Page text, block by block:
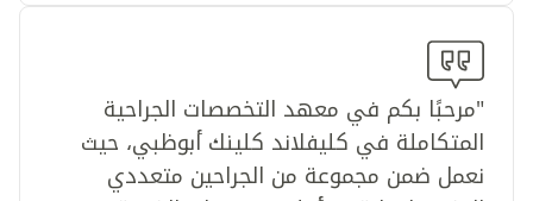
"مرحبًا بكم في معهد التخصصات الجراحية
المتكاملة في كليفلاند كلينك أبوظبي، حيث
نعمل ضمن مجموعة من الجراحين متعددي